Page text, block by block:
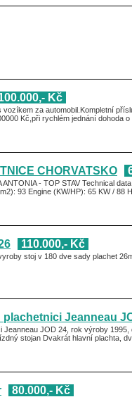
Kč
vozíkem za automobil.Kompletní
Kč,při rychlém jednání dohoda
CHORVATSKO
ANTONIA - TOP STAV Technical
93 Engine (KW/HP): 65 KW / 88
110.000,- Kč
stoj v 180 dve sady plachet
Jeanneau
Jeanneau JOD 24, rok výroby
stojan Dvakrát hlavní plachta,
80.000,- Kč